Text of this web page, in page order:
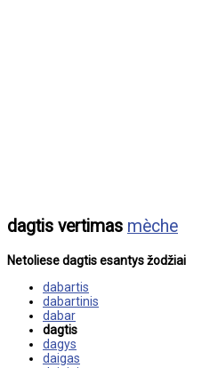
dagtis vertimas mèche
Netoliese dagtis esantys žodžiai
dabartis
dabartinis
dabar
dagtis
dagys
daigas